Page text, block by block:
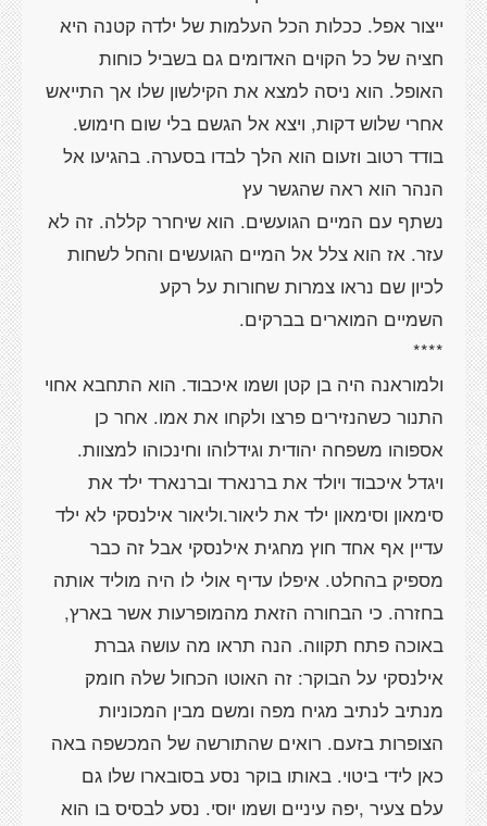
ייצור אפל. ככלות הכל העלמות של ילדה קטנה היא
חציה של כל הקוים האדומים גם בשביל כוחות
האופל. הוא ניסה למצא את הקילשון שלו אך התייאש
אחרי שלוש דקות, ויצא אל הגשם בלי שום חימוש.
בודד רטוב וזעום הוא הלך לבדו בסערה. בהגיעו אל
נשתף עם המיים הגועשים. הוא שיחרר קללה. זה לא
עזר. אז הוא צלל אל המיים הגועשים והחל לשחות
ולמוראנה היה בן קטן ושמו איכבוד. הוא התחבא אחוי
התנור כשהנזירים פרצו ולקחו את אמו. אחר כן
אספוהו משפחה יהודית וגידלוהו וחינכוהו למצוות.
ויגדל איכבוד ויולד את ברנארד וברנארד ילד את
סימאון וסימאון ילד את ליאור.וליאור אילנסקי לא ילד
עדיין אף אחד חוץ מחגית אילנסקי אבל זה כבר
מספיק בהחלט. איפלו עדיף אולי לו היה מוליד אותה
בחזרה. כי הבחורה הזאת מהמופרעות אשר בארץ,
באוכה פתח תקווה. הנה תראו מה עושה גברת
אילנסקי על הבוקר: זה האוטו הכחול שלה חומק
מנתיב לנתיב מגיח מפה ומשם מבין המכוניות
הצופרות בזעם. רואים שהתורשה של המכשפה באה
כאן לידי ביטוי. באותו בוקר נסע בסובארו שלו גם
עלם צעיר ,יפה עיניים ושמו יוסי. נסע לבסיס בו הוא